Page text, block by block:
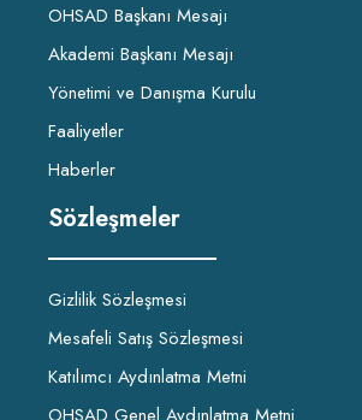
OHSAD Başkanı Mesajı
Akademi Başkanı Mesajı
Yönetimi ve Danışma Kurulu
Faaliyetler
Haberler
Sözleşmeler
Gizlilik Sözleşmesi
Mesafeli Satış Sözleşmesi
Katılımcı Aydınlatma Metni